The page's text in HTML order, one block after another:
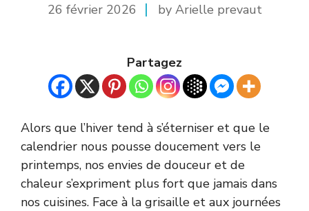
26 février 2026 by Arielle prevaut
Partagez
Alors que l’hiver tend à s’éterniser et que le
calendrier nous pousse doucement vers le
printemps, nos envies de douceur et de
chaleur s’expriment plus fort que jamais dans
nos cuisines. Face à la grisaille et aux journées